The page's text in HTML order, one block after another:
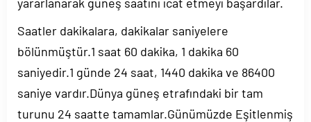
Saatler dakikalara, dakikalar saniyelere
bölünmüştür.1 saat 60 dakika, 1 dakika 60
saniyedir.1 günde 24 saat, 1440 dakika ve 86400
saniye vardır.Dünya güneş etrafındaki bir tam
turunu 24 saatte tamamlar.Günümüzde Eşitlenmiş